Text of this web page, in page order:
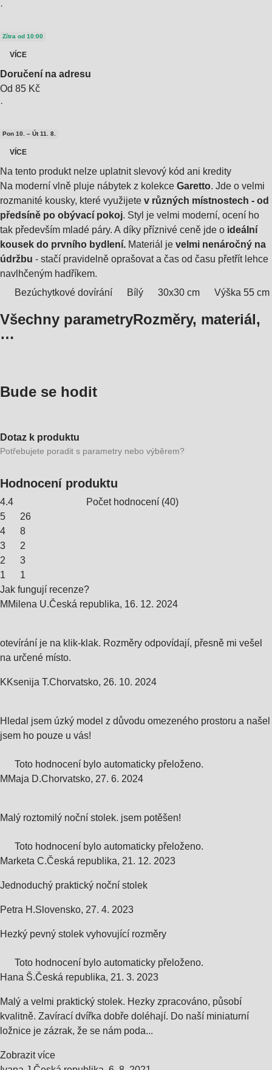
·
Zítra od 10:00
VÍCE
Doručení na adresu
Od 85 Kč
·
Pon 10. – Út 11. 8.
VÍCE
Na tento produkt nelze uplatnit slevový kód ani kredity
Na moderní vlně pluje nábytek z kolekce Garetto. Jde o velmi
rozmanité kousky, které využijete v různých místnostech - od
předsíně po obývací pokoj. Styl je velmi moderní, ocení ho
tak především mladé páry. A díky příznivé ceně jde o ideální
kousek do prvního bydlení. Materiál je velmi nenáročný na
údržbu - stačí pravidelně oprašovat a čas od času přetřít lehce
navlhčeným hadříkem.
Bezúchytkové dovírání
Bílý 30x30 cm Výška 55 cm
Všechny parametryRozměry, materiál,
…
Bude se hodit
Dotaz k produktu
Potřebujete poradit s parametry nebo výběrem?
Hodnocení produktu
4.4 Počet hodnocení (40)
5
26
4
8
3
2
2
3
1
1
Jak fungují recenze?
M Milena U.Česká republika, 16. 12. 2024
otevírání je na klik-klak. Rozměry odpovídají, přesně mi vešel
na určené místo.
KKsenija T.Chorvatsko, 26. 10. 2024
Hledal jsem úzký model z důvodu omezeného prostoru a našel
jsem ho pouze u vás!
Toto hodnocení bylo automaticky přeloženo.
M Maja D.Chorvatsko, 27. 6. 2024
Malý roztomilý noční stolek. jsem potěšen!
Toto hodnocení bylo automaticky přeloženo.
Marketa C.Česká republika, 21. 12. 2023
Jednoduchý praktický noční stolek
Petra H.Slovensko, 27. 4. 2023
Hezký pevný stolek vyhovující rozměry
Toto hodnocení bylo automaticky přeloženo.
Hana Š.Česká republika, 21. 3. 2023
Malý a velmi praktický stolek. Hezky zpracováno, působí
kvalitně. Zavírací dvířka dobře doléhají. Do naší miniaturní
ložnice je zázrak, že se nám poda...
Zobrazit více